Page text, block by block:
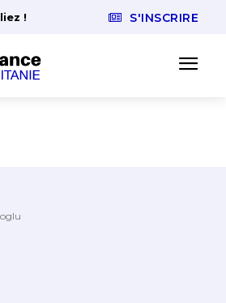
! S'INSCRIRE